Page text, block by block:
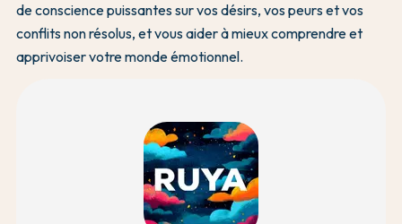
de conscience puissantes sur vos désirs, vos peurs et vos
conflits non résolus, et vous aider à mieux comprendre et
apprivoiser votre monde émotionnel.